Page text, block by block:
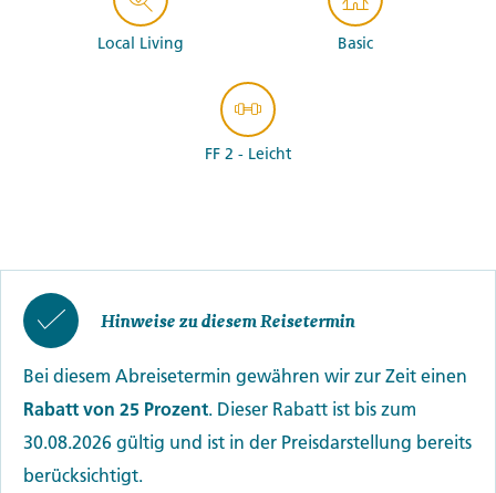
Local Living Basic
FF 2 - Leicht
Hinweise zu diesem Reisetermin
Bei diesem Abreisetermin gewähren wir zur Zeit einen
Rabatt von 25 Prozent. Dieser Rabatt ist bis zum
30.08.2026 gültig und ist in der Preisdarstellung bereits
berücksichtigt.